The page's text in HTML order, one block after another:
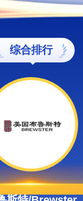
综合排行